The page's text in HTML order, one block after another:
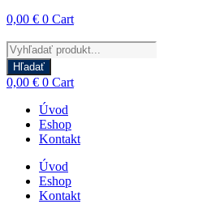
0,00 € 0 Cart
Products
search
Hľadať
0,00 € 0 Cart
Úvod
Eshop
Kontakt
Úvod
Eshop
Kontakt